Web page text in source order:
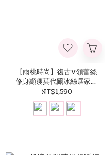
【雨桃時尚】復古V領蕾絲
修身顯瘦莫代爾冰絲居家睡
袍套裝
NT$1,590